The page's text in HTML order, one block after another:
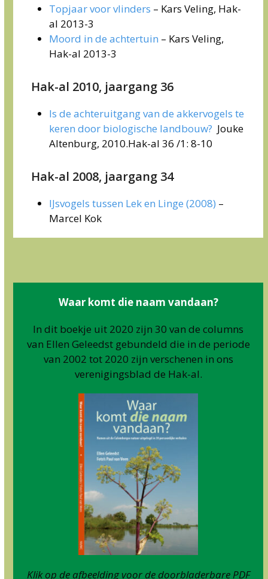
Topjaar voor vlinders – Kars Veling, Hak-
al 2013-3
Moord in de achtertuin – Kars Veling,
Hak-al 2013-3
Hak-al 2010, jaargang 36
Is de achteruitgang van de akkervogels te
keren door biologische landbouw? Jouke
Altenburg, 2010.Hak-al 36 /1: 8-10
Hak-al 2008, jaargang 34
IJsvogels tussen Lek en Linge (2008) –
Marcel Kok
Waar komt die naam vandaan?
In dit boekje uit 2020 zijn 30 van de columns
van Ellen Geleedst gebundeld die in de periode
van 2002 tot 2020 zijn verschenen in ons
verenigingsblad de Hak-al.
Klik op de afbeelding voor de doorbladerbare PDF